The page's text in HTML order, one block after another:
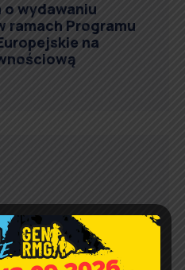
wydawaniu
ramach Programu
na